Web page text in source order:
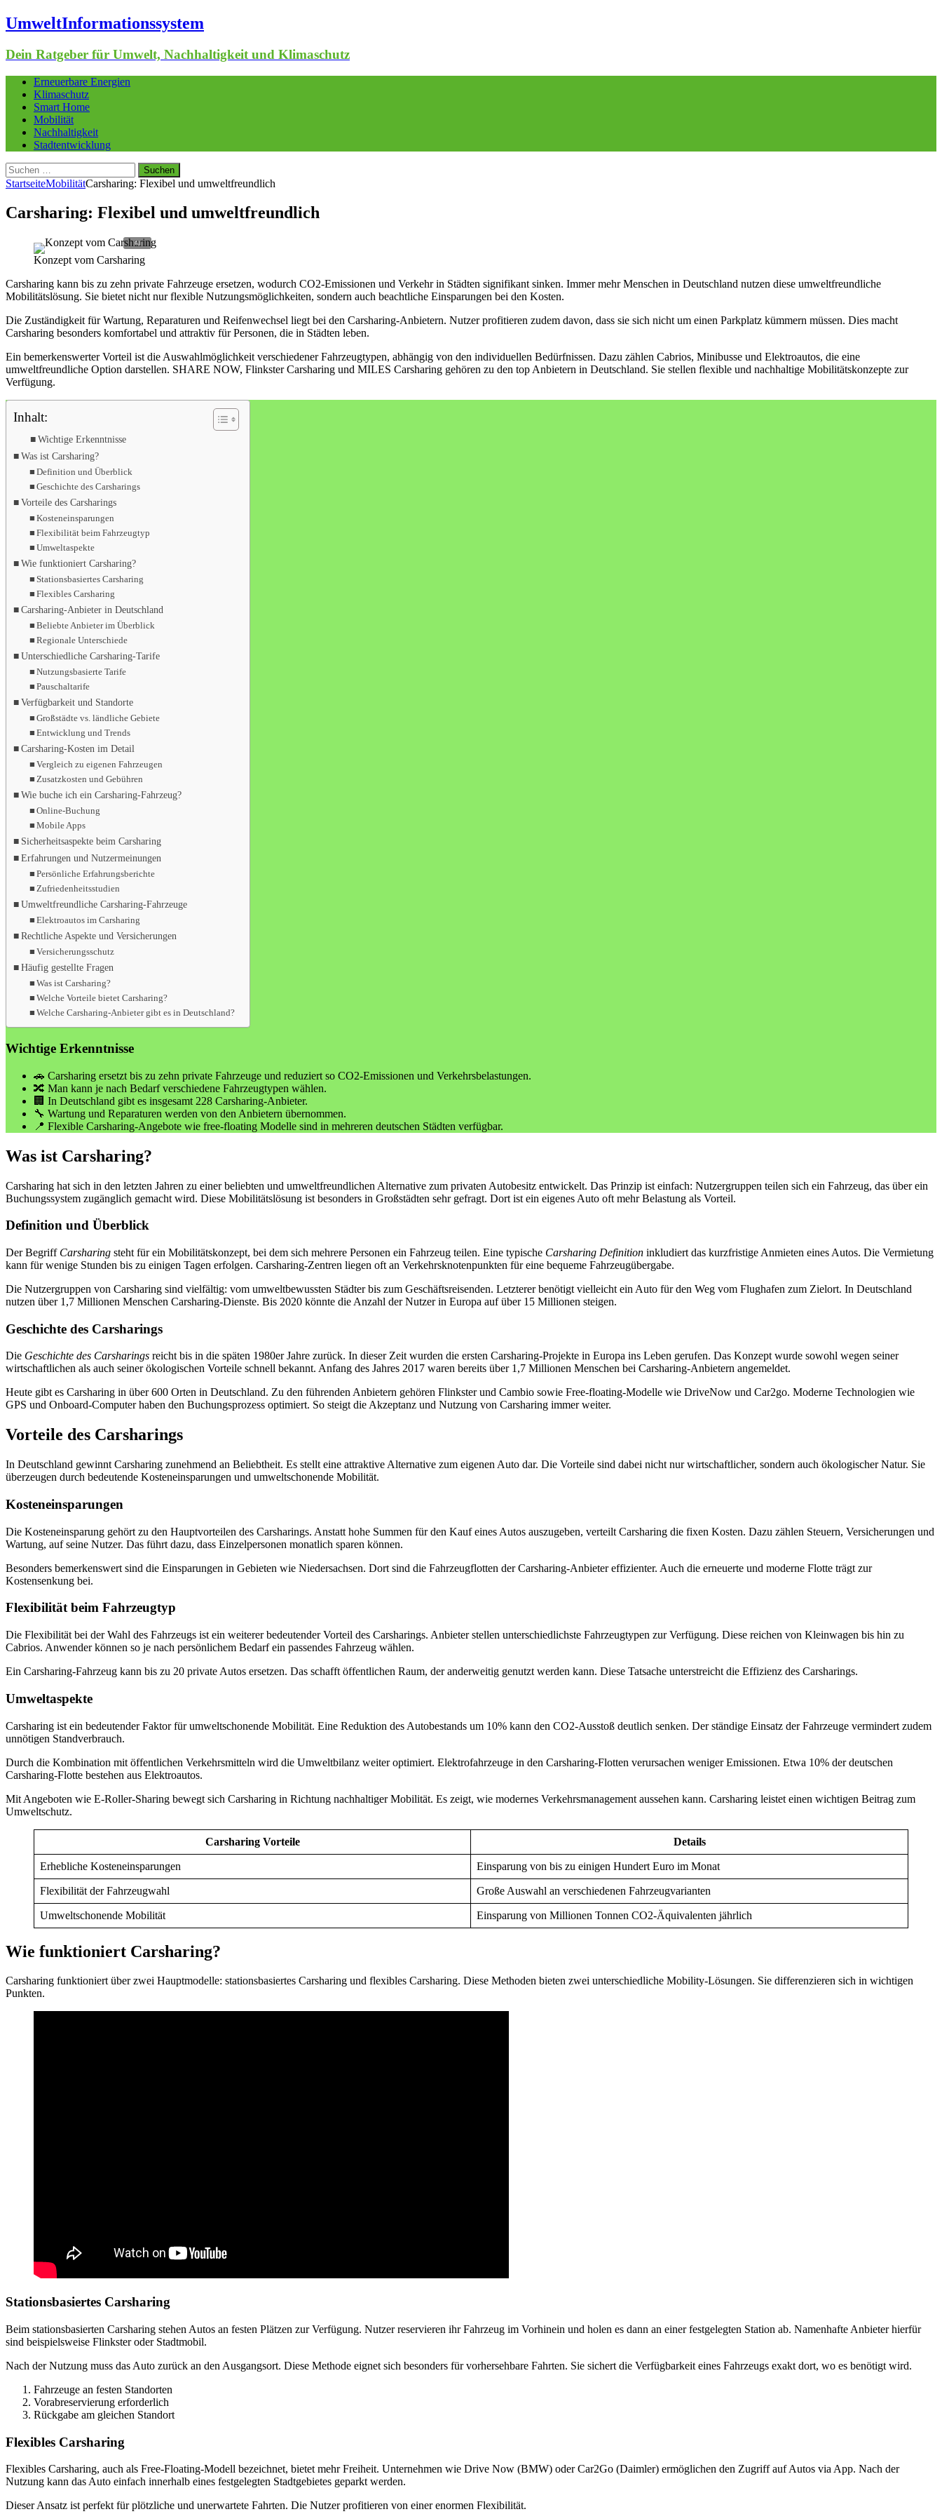
UmweltInformationssystem
Dein Ratgeber für Umwelt, Nachhaltigkeit und Klimaschutz
Erneuerbare Energien
Klimaschutz
Smart Home
Mobilität
Nachhaltigkeit
Stadtentwicklung
Suchen
nach:
StartseiteMobilitätCarsharing: Flexibel und umweltfreundlich
Carsharing: Flexibel und umweltfreundlich
Konzept vom Carsharing
Carsharing kann bis zu zehn private Fahrzeuge ersetzen, wodurch CO2-Emissionen und Verkehr in Städten signifikant sinken. Immer mehr Menschen in Deutschland nutzen diese umweltfreundliche
Mobilitätslösung. Sie bietet nicht nur flexible Nutzungsmöglichkeiten, sondern auch beachtliche Einsparungen bei den Kosten.
Die Zuständigkeit für Wartung, Reparaturen und Reifenwechsel liegt bei den Carsharing-Anbietern. Nutzer profitieren zudem davon, dass sie sich nicht um einen Parkplatz kümmern müssen. Dies macht
Carsharing besonders komfortabel und attraktiv für Personen, die in Städten leben.
Ein bemerkenswerter Vorteil ist die Auswahlmöglichkeit verschiedener Fahrzeugtypen, abhängig von den individuellen Bedürfnissen. Dazu zählen Cabrios, Minibusse und Elektroautos, die eine
umweltfreundliche Option darstellen. SHARE NOW, Flinkster Carsharing und MILES Carsharing gehören zu den top Anbietern in Deutschland. Sie stellen flexible und nachhaltige Mobilitätskonzepte zur
Verfügung.
Inhalt:
Wichtige Erkenntnisse
Was ist Carsharing?
Definition und Überblick
Geschichte des Carsharings
Vorteile des Carsharings
Kosteneinsparungen
Flexibilität beim Fahrzeugtyp
Umweltaspekte
Wie funktioniert Carsharing?
Stationsbasiertes Carsharing
Flexibles Carsharing
Carsharing-Anbieter in Deutschland
Beliebte Anbieter im Überblick
Regionale Unterschiede
Unterschiedliche Carsharing-Tarife
Nutzungsbasierte Tarife
Pauschaltarife
Verfügbarkeit und Standorte
Großstädte vs. ländliche Gebiete
Entwicklung und Trends
Carsharing-Kosten im Detail
Vergleich zu eigenen Fahrzeugen
Zusatzkosten und Gebühren
Wie buche ich ein Carsharing-Fahrzeug?
Online-Buchung
Mobile Apps
Sicherheitsaspekte beim Carsharing
Erfahrungen und Nutzermeinungen
Persönliche Erfahrungsberichte
Zufriedenheitsstudien
Umweltfreundliche Carsharing-Fahrzeuge
Elektroautos im Carsharing
Rechtliche Aspekte und Versicherungen
Versicherungsschutz
Häufig gestellte Fragen
Was ist Carsharing?
Welche Vorteile bietet Carsharing?
Welche Carsharing-Anbieter gibt es in Deutschland?
Wichtige Erkenntnisse
🚗 Carsharing ersetzt bis zu zehn private Fahrzeuge und reduziert so CO2-Emissionen und Verkehrsbelastungen.
🔀 Man kann je nach Bedarf verschiedene Fahrzeugtypen wählen.
🏢 In Deutschland gibt es insgesamt 228 Carsharing-Anbieter.
🔧 Wartung und Reparaturen werden von den Anbietern übernommen.
📍 Flexible Carsharing-Angebote wie free-floating Modelle sind in mehreren deutschen Städten verfügbar.
Was ist Carsharing?
Carsharing hat sich in den letzten Jahren zu einer beliebten und umweltfreundlichen Alternative zum privaten Autobesitz entwickelt. Das Prinzip ist einfach: Nutzergruppen teilen sich ein Fahrzeug, das über ein
Buchungssystem zugänglich gemacht wird. Diese Mobilitätslösung ist besonders in Großstädten sehr gefragt. Dort ist ein eigenes Auto oft mehr Belastung als Vorteil.
Definition und Überblick
Der Begriff Carsharing steht für ein Mobilitätskonzept, bei dem sich mehrere Personen ein Fahrzeug teilen. Eine typische Carsharing Definition inkludiert das kurzfristige Anmieten eines Autos. Die Vermietung
kann für wenige Stunden bis zu einigen Tagen erfolgen. Carsharing-Zentren liegen oft an Verkehrsknotenpunkten für eine bequeme Fahrzeugübergabe.
Die Nutzergruppen von Carsharing sind vielfältig: vom umweltbewussten Städter bis zum Geschäftsreisenden. Letzterer benötigt vielleicht ein Auto für den Weg vom Flughafen zum Zielort. In Deutschland
nutzen über 1,7 Millionen Menschen Carsharing-Dienste. Bis 2020 könnte die Anzahl der Nutzer in Europa auf über 15 Millionen steigen.
Geschichte des Carsharings
Die Geschichte des Carsharings reicht bis in die späten 1980er Jahre zurück. In dieser Zeit wurden die ersten Carsharing-Projekte in Europa ins Leben gerufen. Das Konzept wurde sowohl wegen seiner
wirtschaftlichen als auch seiner ökologischen Vorteile schnell bekannt. Anfang des Jahres 2017 waren bereits über 1,7 Millionen Menschen bei Carsharing-Anbietern angemeldet.
Heute gibt es Carsharing in über 600 Orten in Deutschland. Zu den führenden Anbietern gehören Flinkster und Cambio sowie Free-floating-Modelle wie DriveNow und Car2go. Moderne Technologien wie
GPS und Onboard-Computer haben den Buchungsprozess optimiert. So steigt die Akzeptanz und Nutzung von Carsharing immer weiter.
Vorteile des Carsharings
In Deutschland gewinnt Carsharing zunehmend an Beliebtheit. Es stellt eine attraktive Alternative zum eigenen Auto dar. Die Vorteile sind dabei nicht nur wirtschaftlicher, sondern auch ökologischer Natur. Sie
überzeugen durch bedeutende Kosteneinsparungen und umweltschonende Mobilität.
Kosteneinsparungen
Die Kosteneinsparung gehört zu den Hauptvorteilen des Carsharings. Anstatt hohe Summen für den Kauf eines Autos auszugeben, verteilt Carsharing die fixen Kosten. Dazu zählen Steuern, Versicherungen und
Wartung, auf seine Nutzer. Das führt dazu, dass Einzelpersonen monatlich sparen können.
Besonders bemerkenswert sind die Einsparungen in Gebieten wie Niedersachsen. Dort sind die Fahrzeugflotten der Carsharing-Anbieter effizienter. Auch die erneuerte und moderne Flotte trägt zur
Kostensenkung bei.
Flexibilität beim Fahrzeugtyp
Die Flexibilität bei der Wahl des Fahrzeugs ist ein weiterer bedeutender Vorteil des Carsharings. Anbieter stellen unterschiedlichste Fahrzeugtypen zur Verfügung. Diese reichen von Kleinwagen bis hin zu
Cabrios. Anwender können so je nach persönlichem Bedarf ein passendes Fahrzeug wählen.
Ein Carsharing-Fahrzeug kann bis zu 20 private Autos ersetzen. Das schafft öffentlichen Raum, der anderweitig genutzt werden kann. Diese Tatsache unterstreicht die Effizienz des Carsharings.
Umweltaspekte
Carsharing ist ein bedeutender Faktor für umweltschonende Mobilität. Eine Reduktion des Autobestands um 10% kann den CO2-Ausstoß deutlich senken. Der ständige Einsatz der Fahrzeuge vermindert zudem
unnötigen Standverbrauch.
Durch die Kombination mit öffentlichen Verkehrsmitteln wird die Umweltbilanz weiter optimiert. Elektrofahrzeuge in den Carsharing-Flotten verursachen weniger Emissionen. Etwa 10% der deutschen
Carsharing-Flotte bestehen aus Elektroautos.
Mit Angeboten wie E-Roller-Sharing bewegt sich Carsharing in Richtung nachhaltiger Mobilität. Es zeigt, wie modernes Verkehrsmanagement aussehen kann. Carsharing leistet einen wichtigen Beitrag zum
Umweltschutz.
Carsharing Vorteile Details
Erhebliche Kosteneinsparungen Einsparung von bis zu einigen Hundert Euro im Monat
Flexibilität der Fahrzeugwahl Große Auswahl an verschiedenen Fahrzeugvarianten
Umweltschonende Mobilität Einsparung von Millionen Tonnen CO2-Äquivalenten jährlich
Wie funktioniert Carsharing?
Carsharing funktioniert über zwei Hauptmodelle: stationsbasiertes Carsharing und flexibles Carsharing. Diese Methoden bieten zwei unterschiedliche Mobility-Lösungen. Sie differenzieren sich in wichtigen
Punkten.
Stationsbasiertes Carsharing
Beim stationsbasierten Carsharing stehen Autos an festen Plätzen zur Verfügung. Nutzer reservieren ihr Fahrzeug im Vorhinein und holen es dann an einer festgelegten Station ab. Namenhafte Anbieter hierfür
sind beispielsweise Flinkster oder Stadtmobil.
Nach der Nutzung muss das Auto zurück an den Ausgangsort. Diese Methode eignet sich besonders für vorhersehbare Fahrten. Sie sichert die Verfügbarkeit eines Fahrzeugs exakt dort, wo es benötigt wird.
Fahrzeuge an festen Standorten
Vorabreservierung erforderlich
Rückgabe am gleichen Standort
Flexibles Carsharing
Flexibles Carsharing, auch als Free-Floating-Modell bezeichnet, bietet mehr Freiheit. Unternehmen wie Drive Now (BMW) oder Car2Go (Daimler) ermöglichen den Zugriff auf Autos via App. Nach der
Nutzung kann das Auto einfach innerhalb eines festgelegten Stadtgebietes geparkt werden.
Dieser Ansatz ist perfekt für plötzliche und unerwartete Fahrten. Die Nutzer profitieren von einer enormen Flexibilität.